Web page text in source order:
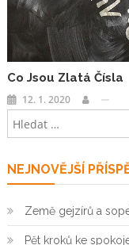
Co Jsou Zlatá Čísla
12. 1. 2020
NEJNOVĚJŠÍ
Země gejzírů a
Pět kroků ke